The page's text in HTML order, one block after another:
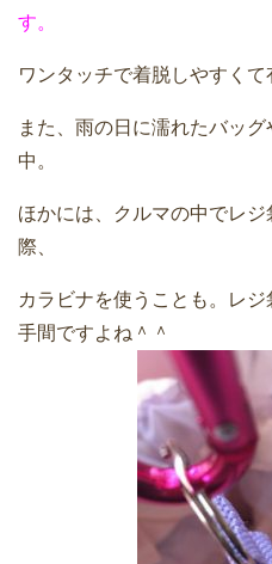
す。
ワンタッチで着脱しやすくて
また、雨の日に濡れたバッ
中。
ほかには、クルマの中でレ
際、
カラビナを使うことも。レ
手間ですよね＾＾